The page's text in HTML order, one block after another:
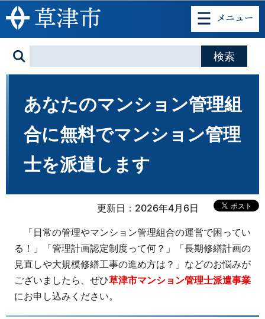
このページの本文へ移動
あなたのマンション管理組
合に無料でマンション管理
士を派遣します
更新日：2026年4月6日
「日常の管理やマンション管理組合の運営で困ってい
る！」「管理計画認定制度って何？」「長期修繕計画の
見直しや大規模修繕工事の進め方は？」などのお悩みが
ございましたら、ぜひ草津市マンション管理士派遣事業
にお申し込みください。